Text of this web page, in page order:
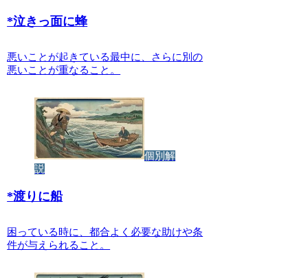
*泣きっ面に蜂
悪いことが起きている最中に、さらに別の
悪いことが重なること。
個別解
説
*渡りに船
困っている時に、都合よく必要な助けや条
件が与えられること。